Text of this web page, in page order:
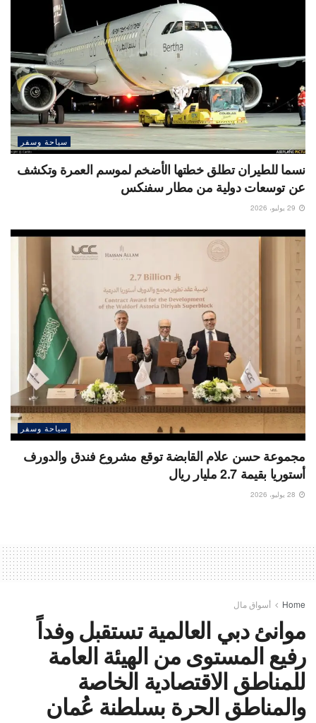
سياحة وسفر
نسما للطيران تطلق خطتها الأضخم لموسم العمرة وتكشف
عن توسعات دولية من مطار سفنكس
سياحة وسفر
مجموعة حسن علام القابضة توقع مشروع فندق والدورف
أستوريا بقيمة 2.7 مليار ريال
Home أسواق مال
موانئ دبي العالمية تستقبل وفداً
رفيع المستوى من الهيئة العامة
للمناطق الاقتصادية الخاصة
والمناطق الحرة بسلطنة عُمان